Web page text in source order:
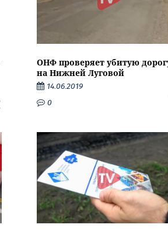
ОНФ проверяет убитую
на Нижней Луговой
14.06.2019
0